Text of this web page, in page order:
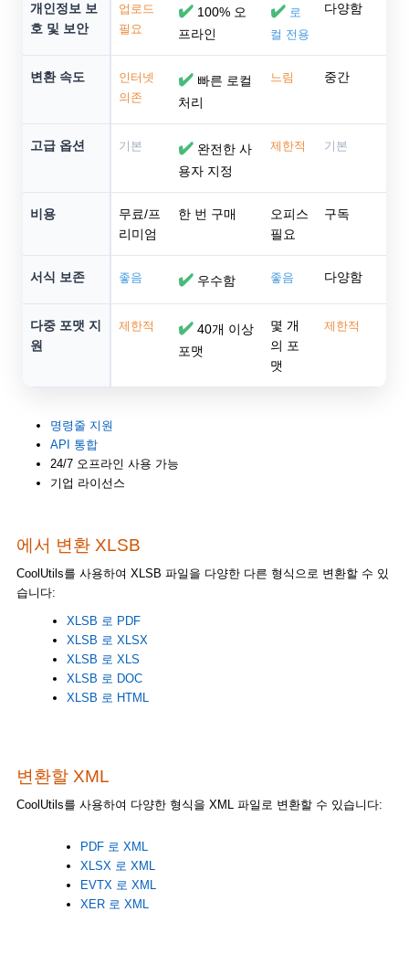
개인정보 보
호 및 보안
업로드
필요
✔️ 100% 오
프라인
✔️ 로
컬 전용
다양함
변환 속도
인터넷
의존
✔️ 빠른 로컬
처리
느림 중간
고급 옵션 기본 ✔️ 완전한 사
용자 지정
제한적 기본
비용
무료/프
리미엄
한 번 구매
오피스
필요
구독
서식 보존 좋음 ✔️ 우수함 좋음 다양함
다중 포맷 지
원
제한적 ✔️ 40개 이상
포맷
몇 개
의 포
맷
제한적
명령줄 지원
API 통합
24/7 오프라인 사용 가능
기업 라이선스
에서 변환 XLSB
CoolUtils를 사용하여 XLSB 파일을 다양한 다른 형식으로 변환할 수 있
습니다:
XLSB 로 PDF
XLSB 로 XLSX
XLSB 로 XLS
XLSB 로 DOC
XLSB 로 HTML
변환할 XML
CoolUtils를 사용하여 다양한 형식을 XML 파일로 변환할 수 있습니다:
PDF 로 XML
XLSX 로 XML
EVTX 로 XML
XER 로 XML